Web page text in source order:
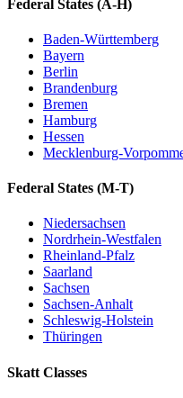
Federal States (A-H)
Baden-Württemberg
Bayern
Berlin
Brandenburg
Bremen
Hamburg
Hessen
Mecklenburg-
Federal States (M-T)
Niedersachsen
Nordrhein-Westfalen
Rheinland-Pfalz
Saarland
Sachsen
Sachsen-Anhalt
Schleswig-Holstein
Thüringen
Skatt Classes